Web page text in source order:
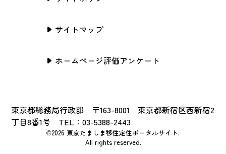
サイトマップ
ホームページ評価アンケート
東京都総務局行政部 〒163-8001 東京都新宿区西新宿2
丁目8番1号 TEL：03-5388-2443
©2026 東京たましま移住定住ポータルサイト.
All rights reserved.